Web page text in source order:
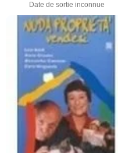
Date de sortie inconnue